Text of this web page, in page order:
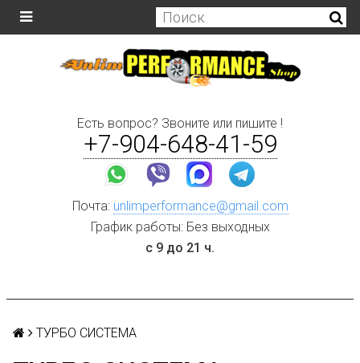
Есть вопрос? Звоните или пишите !
+7-904-648-41-59
Почта: unlimperformance@gmail.com
График работы: Без выходных
с 9 до 21 ч.
ТУРБО СИСТЕМА